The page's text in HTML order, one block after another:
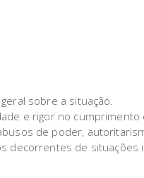
sobre a situação.
e rigor no cumprimento
de poder,
decorrentes de situações